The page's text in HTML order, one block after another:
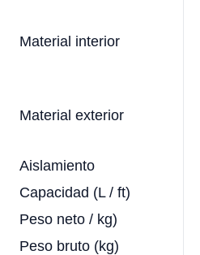
Material interior
Material exterior
Aislamiento
Capacidad (L / ft)
Peso neto / kg)
Peso bruto (kg)